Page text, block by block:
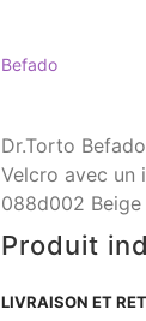
Befado
Dr.Torto
Velcro avec un
088d002 Beige
Produit
LIVRAISON ET